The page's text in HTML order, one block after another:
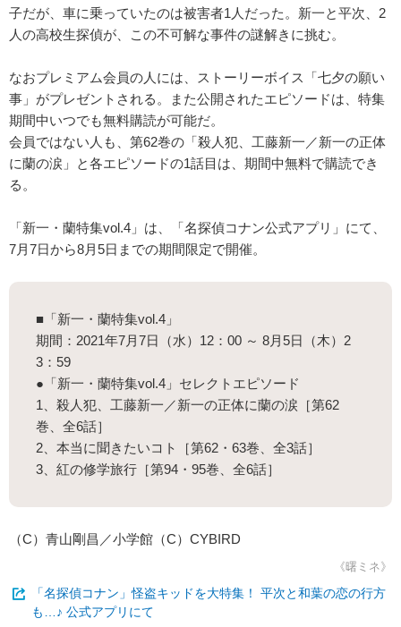
子だが、車に乗っていたのは被害者1人だった。新一と平次、2
人の高校生探偵が、この不可解な事件の謎解きに挑む。
なおプレミアム会員の人には、ストーリーボイス「七夕の願い
事」がプレゼントされる。また公開されたエピソードは、特集
期間中いつでも無料購読が可能だ。
会員ではない人も、第62巻の「殺人犯、工藤新一／新一の正体
に蘭の涙」と各エピソードの1話目は、期間中無料で購読でき
る。
「新一・蘭特集vol.4」は、「名探偵コナン公式アプリ」にて、
7月7日から8月5日までの期間限定で開催。
■「新一・蘭特集vol.4」
期間：2021年7月7日（水）12：00 ～ 8月5日（木）2
3：59
●「新一・蘭特集vol.4」セレクトエピソード
1、殺人犯、工藤新一／新一の正体に蘭の涙［第62
巻、全6話］
2、本当に聞きたいコト［第62・63巻、全3話］
3、紅の修学旅行［第94・95巻、全6話］
（C）青山剛昌／小学館（C）CYBIRD
《曙ミネ》
「名探偵コナン」怪盗キッドを大特集！ 平次と和葉の恋の行方
も…♪ 公式アプリにて